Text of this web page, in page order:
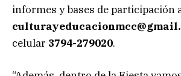
informes y bases de participación
celular 3794-279020.